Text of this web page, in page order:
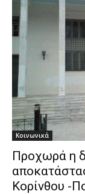
Κοινωνικά
Προχωρά η
Κορίνθου -